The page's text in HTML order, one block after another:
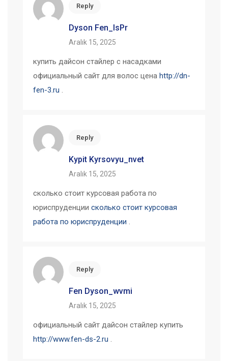
Reply
Dyson Fen_lsPr
Aralık 15, 2025
купить дайсон стайлер с насадками
официальный сайт для волос цена http://dn-
fen-3.ru .
Reply
Kypit Kyrsovyu_nvet
Aralık 15, 2025
сколько стоит курсовая работа по
юриспруденции сколько стоит курсовая
работа по юриспруденции .
Reply
Fen Dyson_wvmi
Aralık 15, 2025
официальный сайт дайсон стайлер купить
http://www.fen-ds-2.ru .